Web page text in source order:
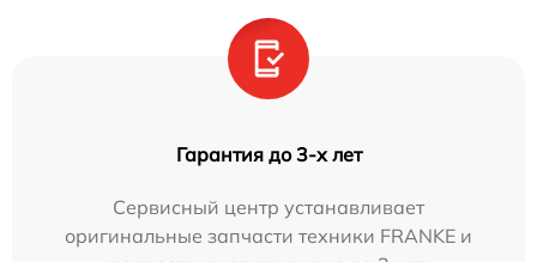
Гарантия до 3-х лет
Сервисный центр устанавливает
оригинальные запчасти техники FRANKE и